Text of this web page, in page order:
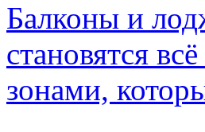
Балконы и
становятся
зонами,